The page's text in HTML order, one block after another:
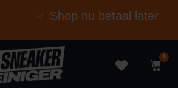
Shop nu betaal later
0